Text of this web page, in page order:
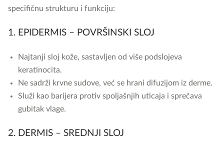
specifičnu strukturu i funkciju:
1. EPIDERMIS – POVRŠINSKI SLOJ
Najtanji sloj kože, sastavljen od više podslojeva
keratinocita.
Ne sadrži krvne sudove, već se hrani difuzijom iz derme.
Služi kao barijera protiv spoljašnjih uticaja i sprečava
gubitak vlage.
2. DERMIS – SREDNJI SLOJ